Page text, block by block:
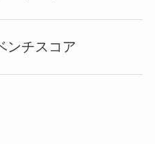
ンチスコア